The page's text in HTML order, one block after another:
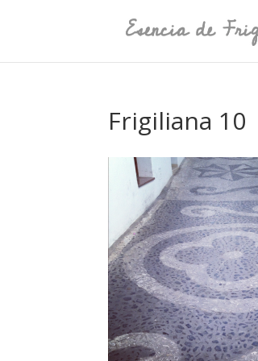
Frigiliana 10